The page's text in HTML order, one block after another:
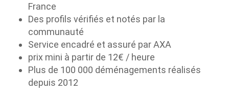
France
Des profils vérifiés et notés par la
communauté
Service encadré et assuré par AXA
prix mini à partir de 12€ / heure
Plus de 100 000 déménagements réalisés
depuis 2012